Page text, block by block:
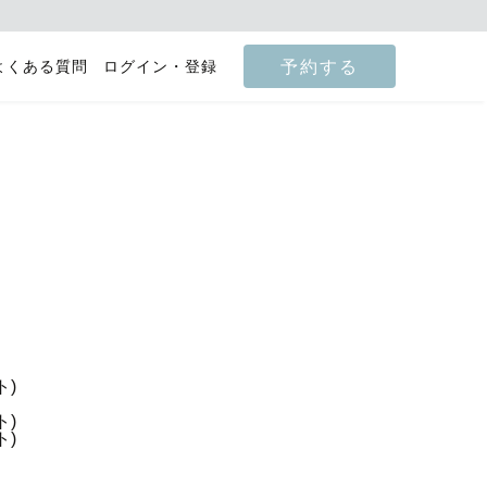
くある質問 ログイン・登録 予約する